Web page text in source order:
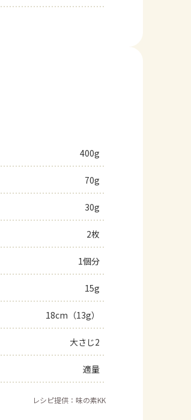
400g
70g
30g
2枚
1個分
15g
18cm（13g）
大さじ2
適量
レシピ提供：味の素KK